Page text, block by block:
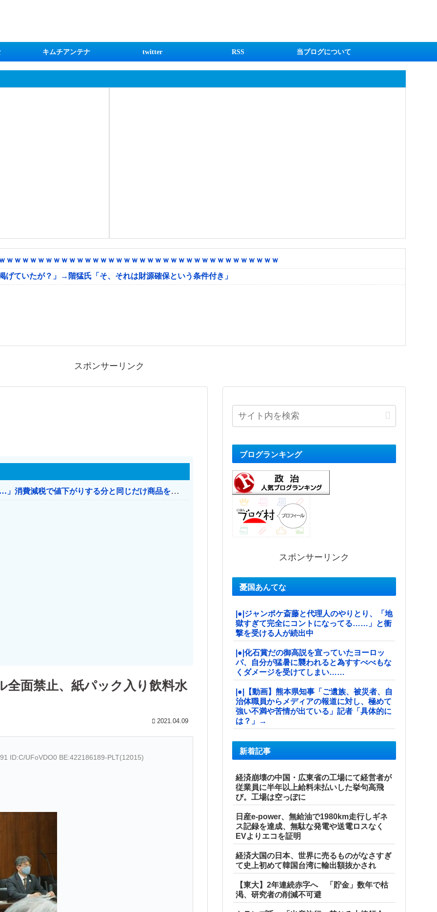
キムチアンテナ twitter RSS 当ブログについて
ｗｗｗｗｗｗｗｗｗｗｗｗｗｗｗｗｗｗｗｗｗｗｗｗｗｗｗｗｗｗｗｗｗｗ
ていたが？」→階猛氏「そ、それは財源確保という条件付き」
スポンサーリンク
【消費税率1％】 「下げるのが筋なんですけど…」消費減税で値下がりする分と同じだけ商品を値上げして店頭価格を変えない店も
全面禁止、紙パック入り飲料水
2021.04.09
ID:C/UFoVDO0 BE:422186189-PLT(12015)
ブログランキング
スポンサーリンク
憂国あんてな
|●|ジャンポケ斎藤と代理人のやりとり、「地
獄すぎて完全にコントになってる……」と衝
撃を受ける人が続出中
|●|化石賞だの御高説を宣っていたヨーロッ
パ、自分が猛暑に襲われると為すすべべもな
くダメージを受けてしまい……
|●|【動画】熊本県知事「ご遺族、被災者、自
治体職員からメディアの報道に対し、極めて
強い不満や苦情が出ている」記者「具体的に
は？」→
新着記事
経済崩壊の中国・広東省の工場にて経営者が
従業員に半年以上給料未払いした挙句高飛
び。工場は空っぽに
日産e-power、無給油で1980km走行しギネ
ス記録を達成、無駄な発電や送電ロスなく
EVよりエコを証明
経済大国の日本、世界に売るものがなさすぎ
て史上初めて韓国台湾に輸出額抜かされ
【東大】2年連続赤字へ 「貯金」数年で枯
渇、研究者の削減不可避